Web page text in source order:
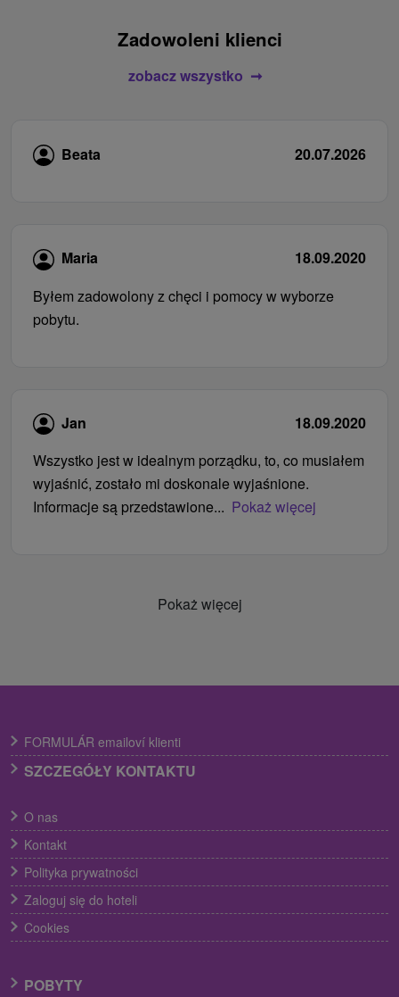
Zadowoleni klienci
zobacz wszystko
Beata 20.07.2026
Maria
18.09.2020
Byłem zadowolony z chęci i pomocy w wyborze
pobytu.
Jan
18.09.2020
Wszystko jest w idealnym porządku, to, co musiałem
wyjaśnić, zostało mi doskonale wyjaśnione.
Informacje są przedstawione... Pokaż więcej
Pokaż więcej
FORMULÁR emailoví klienti
SZCZEGÓŁY KONTAKTU
O nas
Kontakt
Polityka prywatności
Zaloguj się do hoteli
Cookies
POBYTY